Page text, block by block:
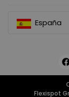
España
Flexispot